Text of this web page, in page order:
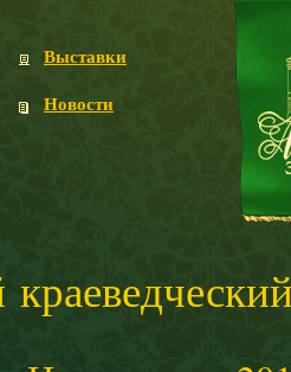
Выставки
Новости